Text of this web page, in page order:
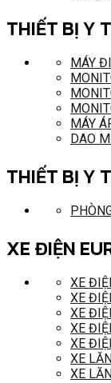
THIẾT BỊ Y
MÁY
MÁY
DAO
THIẾT BỊ Y
XE ĐIỆN
XE
XE
XE
XE
XE
XE
XE